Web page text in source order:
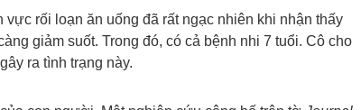
vực rối loạn ăn uống đã rất ngạc nhiên khi nhận thấy
giảm suốt. Trong đó, có cả bệnh nhi 7 tuổi. Cô cho
ra tình trạng này.